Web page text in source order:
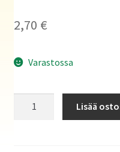
2,70 €
Varastossa
Lisää